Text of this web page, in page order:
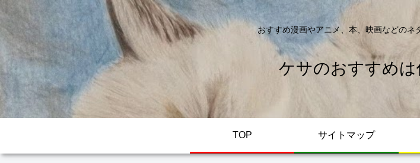
おすすめ漫画やアニメ、本、映画などのネ
ケサのおすすめは
TOP サイトマップ